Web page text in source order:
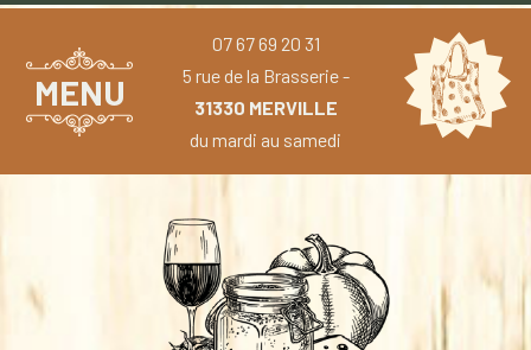
MENU
07 67 69 20 31
5 rue de la Brasserie -
31330 MERVILLE
du mardi au samedi